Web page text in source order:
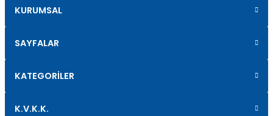
KURUMSAL
SAYFALAR
KATEGORİLER
K.V.K.K.